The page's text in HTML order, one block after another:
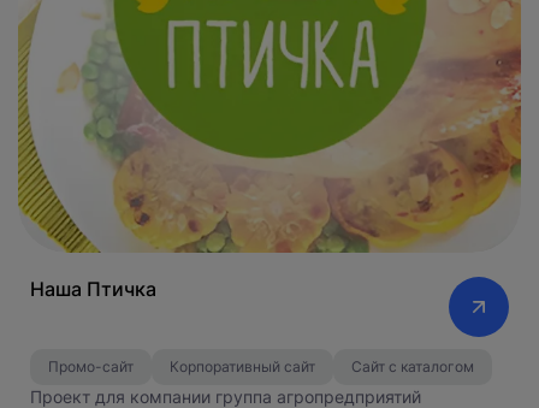
Наша Птичка
Промо-сайт Корпоративный сайт Сайт с каталогом
Проект для компании группа агропредприятий